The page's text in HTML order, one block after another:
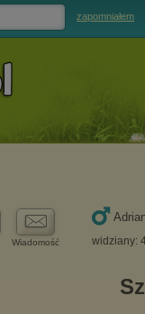
zapomniałem
Wiadomość widziany: